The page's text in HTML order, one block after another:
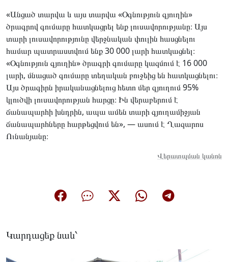
«Անցած տարվա և այս տարվա «Օգնություն գյուղին»
ծրագրով գումարը հատկացրել ենք լուսավորությանը։ Այս
տարի լուսավորությունը վերջնական փուլին հասցնելու
համար պատրաստվում ենք 30 000 լարի հատկացնել։
«Օգնություն գյուղին» ծրագրի գումարը կազմում է 16 000
լարի, մնացած գումարը տեղական բուջեից են հատկացնելու։
Այս ծրագիրն իրականացնելուց հետո մեր գյուղում 95%
կլուծվի լուսավորության հարցը։ Ին վերաբերում է
ճանապարհի խնդրին, ապա ամեն տարի գյուղամիջյան
ճանապարհները հարթեցվում են», — ասում է Ղազարոս
Ունանյանը։
Վերատպման կանոն
Կարդացեք նաև՝